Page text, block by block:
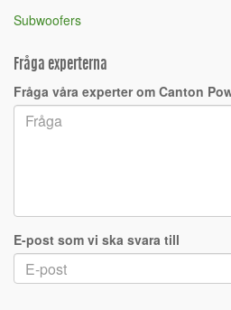
Subwoofers
Fråga experterna
Fråga våra experter om Canton
E-post som vi ska svara till